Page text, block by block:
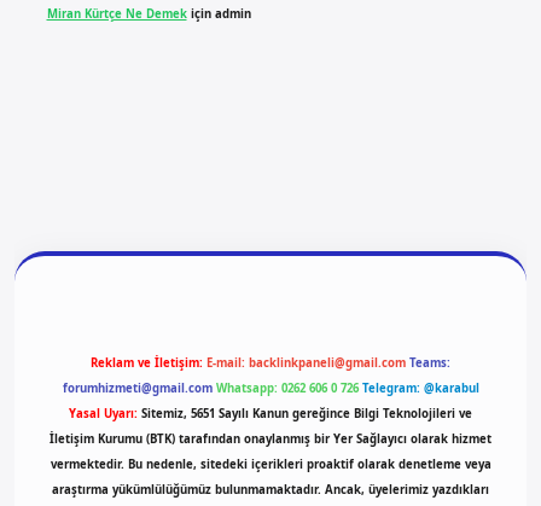
Miran Kürtçe Ne Demekiçin admin
Reklam ve İletişim: E-mail: backlinkpaneli@gmail.com Teams:
forumhizmeti@gmail.com Whatsapp: 0262 606 0 726 Telegram: @karabul
Yasal Uyarı: Sitemiz, 5651 Sayılı Kanun gereğince Bilgi Teknolojileri ve
İletişim Kurumu (BTK) tarafından onaylanmış bir Yer Sağlayıcı olarak hizmet
vermektedir. Bu nedenle, sitedeki içerikleri proaktif olarak denetleme veya
araştırma yükümlülüğümüz bulunmamaktadır. Ancak, üyelerimiz yazdıkları